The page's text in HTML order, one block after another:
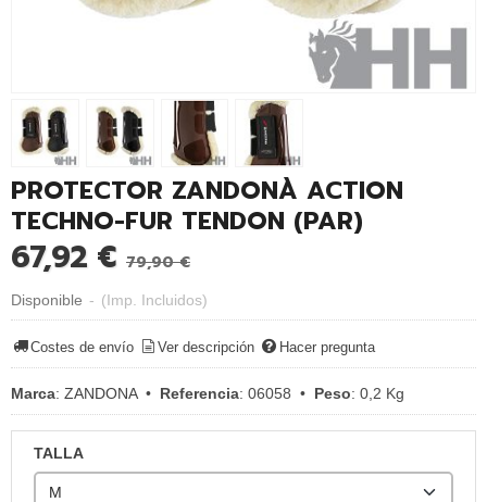
PROTECTOR ZANDONÀ ACTION
TECHNO-FUR TENDON (PAR)
67,92 € 79,90 €
Disponible - (Imp. Incluidos)
Costes de envío Ver descripción Hacer pregunta
Marca: ZANDONA• Referencia: 06058 • Peso: 0,2 Kg
TALLA